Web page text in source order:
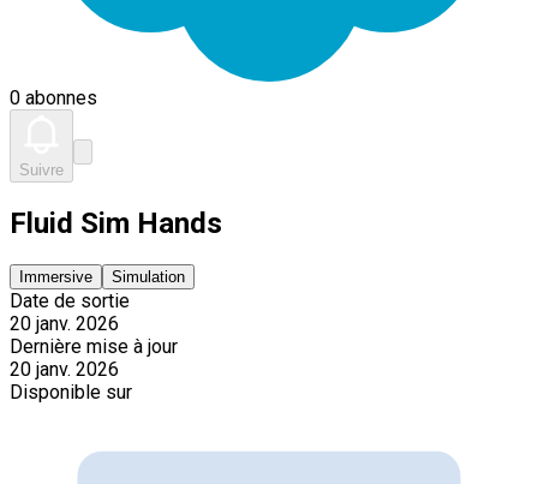
0 abonnes
Suivre
Fluid Sim Hands
Immersive Simulation
Date de sortie
20 janv. 2026
Dernière mise à jour
20 janv. 2026
Disponible sur